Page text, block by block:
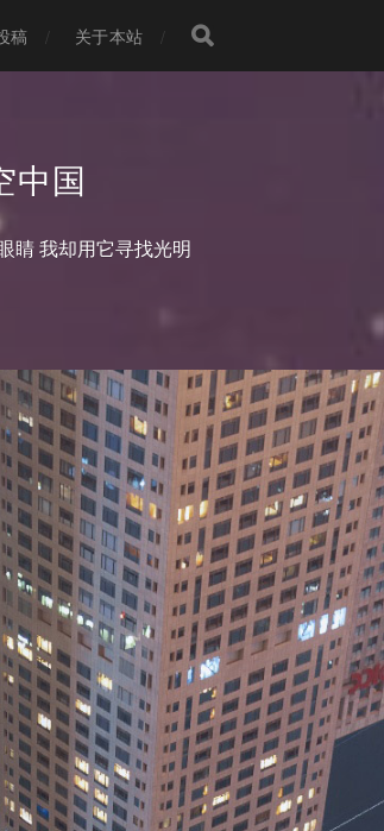
稿 关于本站
中国
睛 我却用它寻找光明